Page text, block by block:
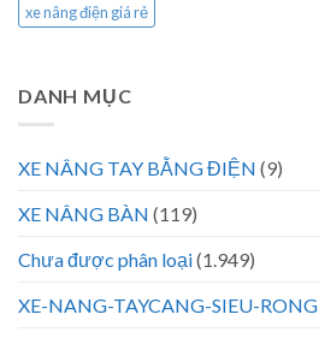
xe nâng điện giá rẻ
DANH MỤC
XE NÂNG TAY BẰNG ĐIỆN (9)
XE NÂNG BÀN (119)
Chưa được phân loại(1.949)
XE-NANG-TAYCANG-SIEU-RONG